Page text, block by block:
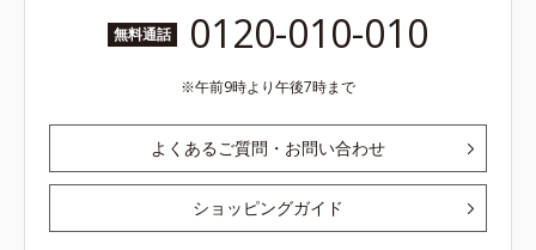
無料通話 0120-010-010
午前9時より午後7時まで
よくあるご質問・お問い合わせ
ショッピングガイド